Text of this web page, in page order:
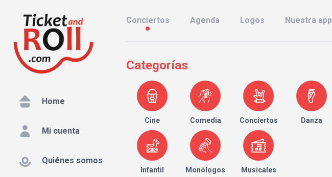
Home
Mi cuenta
Quiénes somos
Conciertos Agenda Logos Nuestra app
Categorías
Cine Comedia Conciertos Danza
Infantil Monólogos Musicales